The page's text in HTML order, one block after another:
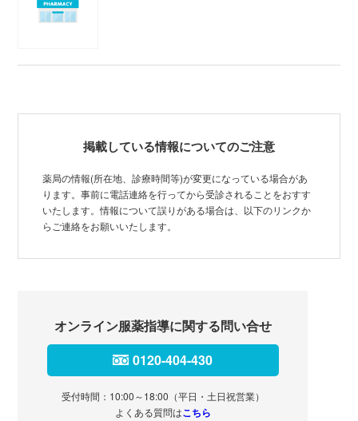
掲載している情報についてのご注意
薬局の情報(所在地、診療時間等)が変更になっている場合があ
ります。事前に電話連絡を行ってから受診されることをおすす
いたします。情報について誤りがある場合は、以下のリンクか
らご連絡をお願いいたします。
オンライン服薬指導に関する問い合せ
0120-404-430
受付時間：10:00～18:00（平日・土日祝営業）
よくある質問はこちら